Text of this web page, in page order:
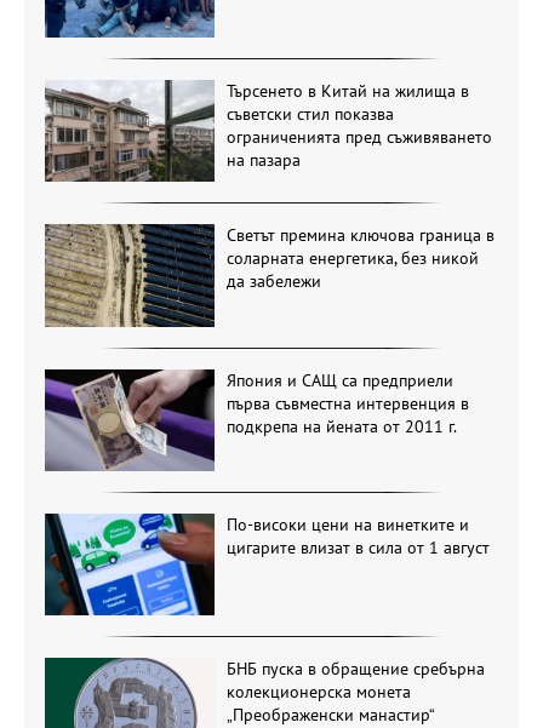
Търсенето в Китай на жилища в
съветски стил показва
ограниченията пред съживяването
на пазара
Светът премина ключова граница в
соларната енергетика, без никой
да забележи
Япония и САЩ са предприели
първа съвместна интервенция в
подкрепа на йената от 2011 г.
По-високи цени на винетките и
цигарите влизат в сила от 1 август
БНБ пуска в обращение сребърна
колекционерска монета
„Преображенски манастир“